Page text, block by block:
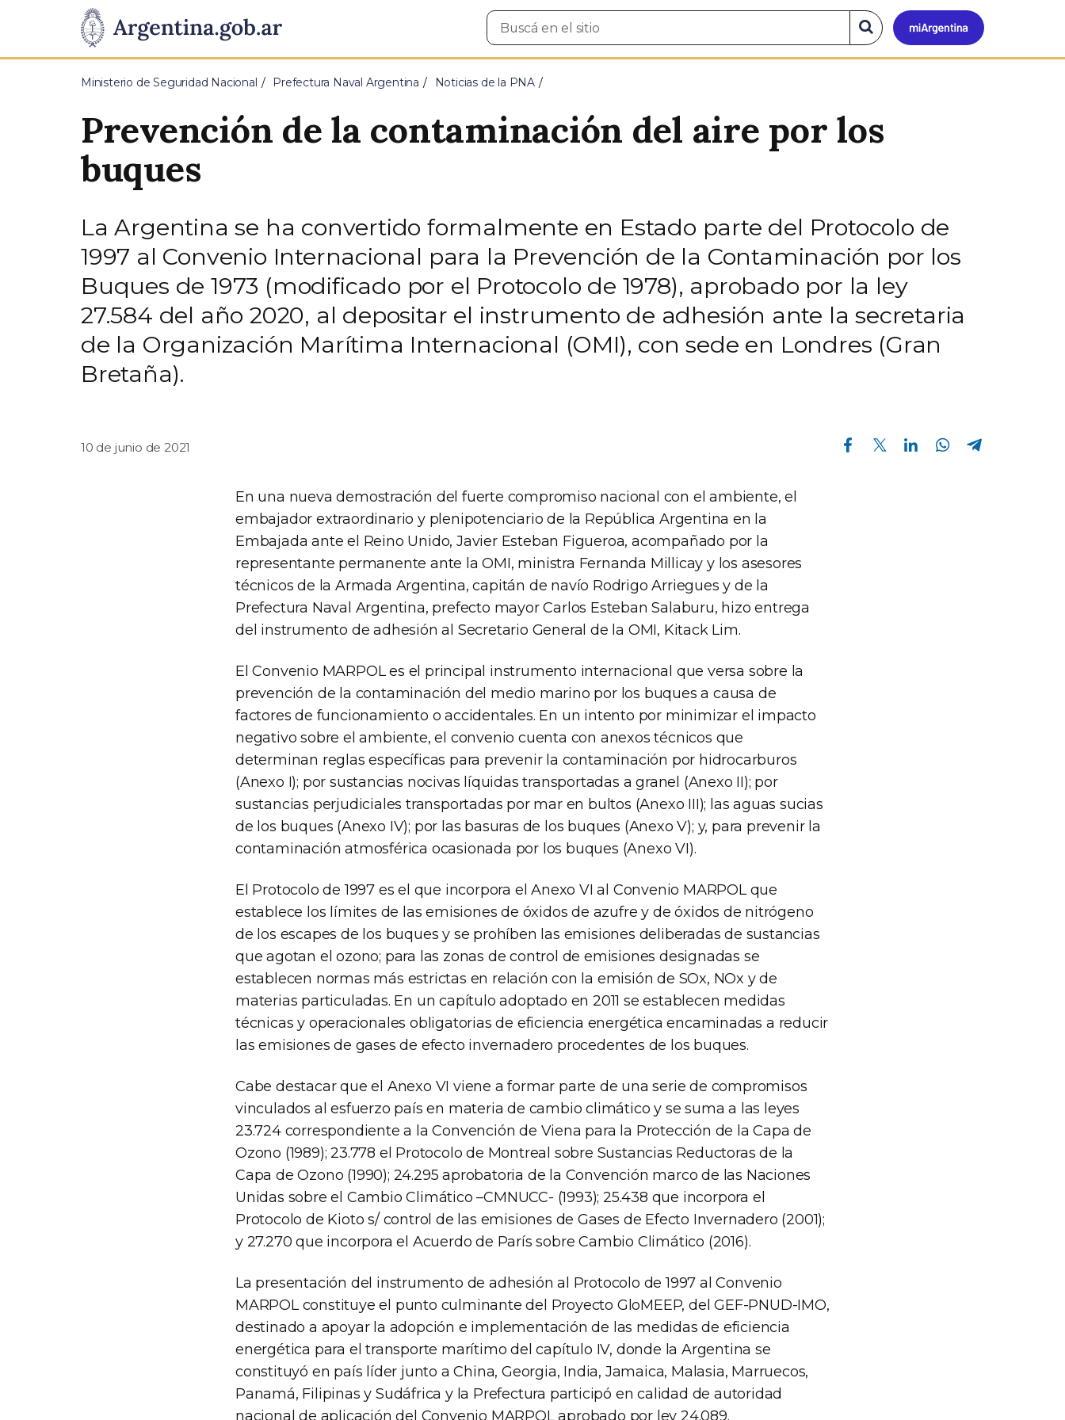
Presidencia
de
Pasar al contenido principal
Mi
Buscar
en
Buscar
en
el
Ministerio de Seguridad Nacional Prefectura Naval Argentina Noticias de la PNA
Prevención de la contaminación del aire por los
buques
La Argentina se ha convertido formalmente en Estado parte del Protocolo de
1997 al Convenio Internacional para la Prevención de la Contaminación por los
Buques de 1973 (modificado por el Protocolo de 1978), aprobado por la ley
27.584 del año 2020, al depositar el instrumento de adhesión ante la secretaria
de la Organización Marítima Internacional (OMI), con sede en Londres (Gran
Bretaña).
10 de junio de 2021
Compartir en Facebook Compartir en Twitter Compartir en Linkedin Compartir en Whatsapp
En una nueva demostración del fuerte compromiso nacional con el ambiente, el
embajador extraordinario y plenipotenciario de la República Argentina en la
Embajada ante el Reino Unido, Javier Esteban Figueroa, acompañado por la
representante permanente ante la OMI, ministra Fernanda Millicay y los asesores
técnicos de la Armada Argentina, capitán de navío Rodrigo Arriegues y de la
Prefectura Naval Argentina, prefecto mayor Carlos Esteban Salaburu, hizo entrega
del instrumento de adhesión al Secretario General de la OMI, Kitack Lim.
El Convenio MARPOL es el principal instrumento internacional que versa sobre la
prevención de la contaminación del medio marino por los buques a causa de
factores de funcionamiento o accidentales. En un intento por minimizar el impacto
negativo sobre el ambiente, el convenio cuenta con anexos técnicos que
determinan reglas específicas para prevenir la contaminación por hidrocarburos
(Anexo I); por sustancias nocivas líquidas transportadas a granel (Anexo II); por
sustancias perjudiciales transportadas por mar en bultos (Anexo III); las aguas sucias
de los buques (Anexo IV); por las basuras de los buques (Anexo V); y, para prevenir la
contaminación atmosférica ocasionada por los buques (Anexo VI).
El Protocolo de 1997 es el que incorpora el Anexo VI al Convenio MARPOL que
establece los límites de las emisiones de óxidos de azufre y de óxidos de nitrógeno
de los escapes de los buques y se prohíben las emisiones deliberadas de sustancias
que agotan el ozono; para las zonas de control de emisiones designadas se
establecen normas más estrictas en relación con la emisión de SOx, NOx y de
materias particuladas. En un capítulo adoptado en 2011 se establecen medidas
técnicas y operacionales obligatorias de eficiencia energética encaminadas a reducir
las emisiones de gases de efecto invernadero procedentes de los buques.
Cabe destacar que el Anexo VI viene a formar parte de una serie de compromisos
vinculados al esfuerzo país en materia de cambio climático y se suma a las leyes
23.724 correspondiente a la Convención de Viena para la Protección de la Capa de
Ozono (1989); 23.778 el Protocolo de Montreal sobre Sustancias Reductoras de la
Capa de Ozono (1990); 24.295 aprobatoria de la Convención marco de las Naciones
Unidas sobre el Cambio Climático –CMNUCC- (1993); 25.438 que incorpora el
Protocolo de Kioto s/ control de las emisiones de Gases de Efecto Invernadero (2001);
y 27.270 que incorpora el Acuerdo de París sobre Cambio Climático (2016).
La presentación del instrumento de adhesión al Protocolo de 1997 al Convenio
MARPOL constituye el punto culminante del Proyecto GloMEEP, del GEF-PNUD-IMO,
destinado a apoyar la adopción e implementación de las medidas de eficiencia
energética para el transporte marítimo del capítulo IV, donde la Argentina se
constituyó en país líder junto a China, Georgia, India, Jamaica, Malasia, Marruecos,
Panamá, Filipinas y Sudáfrica y la Prefectura participó en calidad de autoridad
nacional de aplicación del Convenio MARPOL aprobado por ley 24.089.